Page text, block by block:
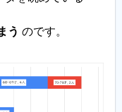
う のです。